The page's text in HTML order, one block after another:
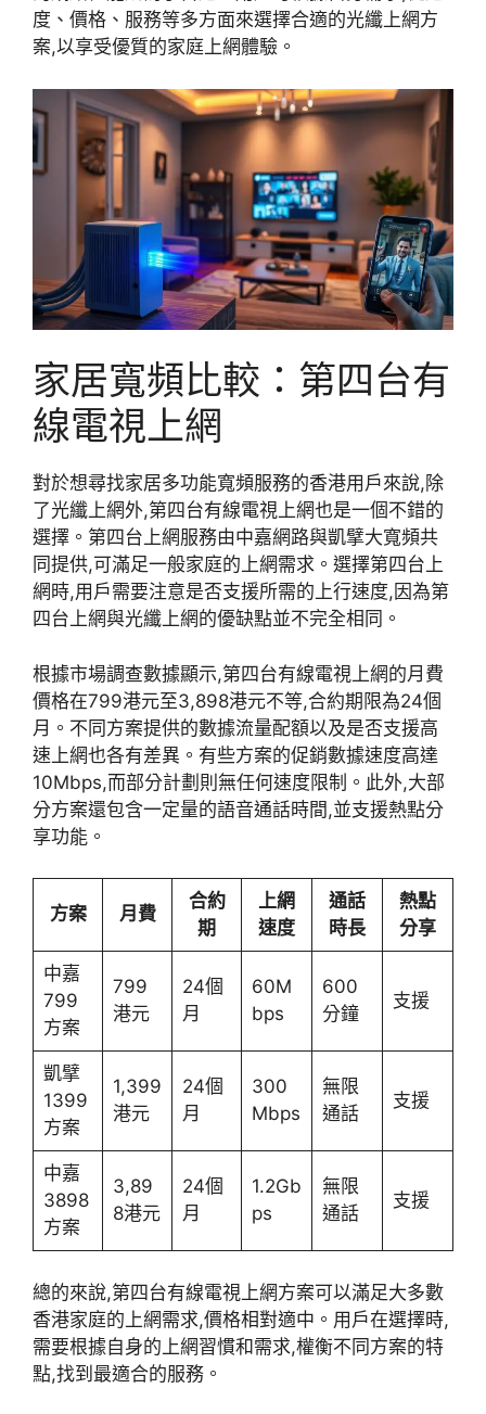
度、價格、服務等多方面來選擇合適的光纖上網方
案,以享受優質的家庭上網體驗。
家居寬頻比較：第四台有
線電視上網
對於想尋找家居多功能寬頻服務的香港用戶來說,除
了光纖上網外,第四台有線電視上網也是一個不錯的
選擇。第四台上網服務由中嘉網路與凱擘大寬頻共
同提供,可滿足一般家庭的上網需求。選擇第四台上
網時,用戶需要注意是否支援所需的上行速度,因為第
四台上網與光纖上網的優缺點並不完全相同。
根據市場調查數據顯示,第四台有線電視上網的月費
價格在799港元至3,898港元不等,合約期限為24個
月。不同方案提供的數據流量配額以及是否支援高
速上網也各有差異。有些方案的促銷數據速度高達
10Mbps,而部分計劃則無任何速度限制。此外,大部
分方案還包含一定量的語音通話時間,並支援熱點分
享功能。
方案 月費
合約
期
上網
速度
通話
時長
熱點
分享
中嘉
799
方案
799
港元
24個
月
60M
bps
600
分鐘
支援
凱擘
1399
方案
1,399
港元
24個
月
300
Mbps
無限
通話
支援
中嘉
3898
方案
3,89
8港元
24個
月
1.2Gb
ps
無限
通話
支援
總的來說,第四台有線電視上網方案可以滿足大多數
香港家庭的上網需求,價格相對適中。用戶在選擇時,
需要根據自身的上網習慣和需求,權衡不同方案的特
點,找到最適合的服務。